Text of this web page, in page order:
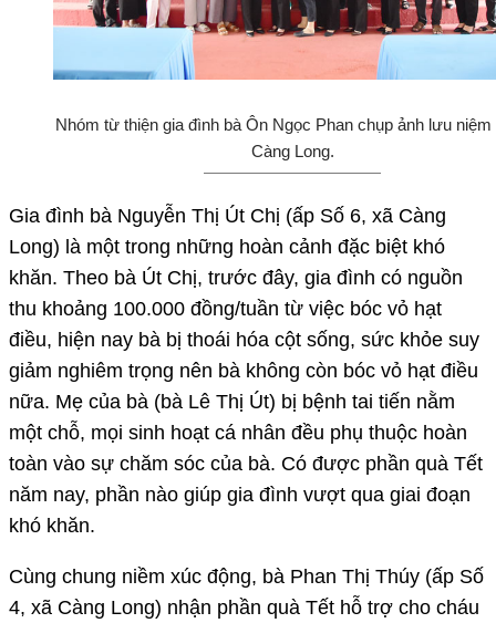
Nhóm từ thiện gia đình bà Ôn Ngọc Phan chụp ảnh lưu
Càng Long.
Gia đình bà Nguyễn Thị Út Chị (ấp Số 6, xã Càng
Long) là một trong những hoàn cảnh đặc biệt khó
khăn. Theo bà Út Chị, trước đây, gia đình có nguồn
thu khoảng 100.000 đồng/tuần từ việc bóc vỏ hạt
điều, hiện nay bà bị thoái hóa cột sống, sức khỏe suy
giảm nghiêm trọng nên bà không còn bóc vỏ hạt điều
nữa. Mẹ của bà (bà Lê Thị Út) bị bệnh tai tiến nằm
một chỗ, mọi sinh hoạt cá nhân đều phụ thuộc hoàn
toàn vào sự chăm sóc của bà. Có được phần quà Tết
năm nay, phần nào giúp gia đình vượt qua giai đoạn
khó khăn.
Cùng chung niềm xúc động, bà Phan Thị Thúy (ấp Số
4, xã Càng Long) nhận phần quà Tết hỗ trợ cho cháu